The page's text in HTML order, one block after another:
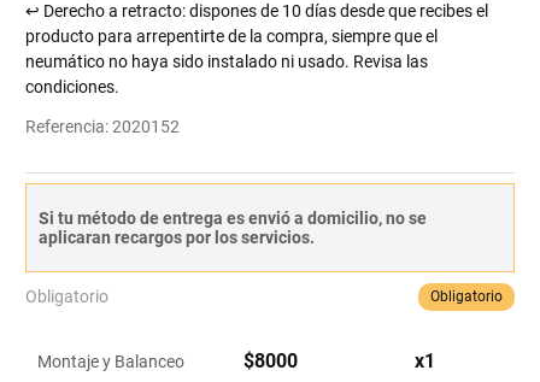
↩ Derecho a retracto: dispones de 10 días desde que recibes el
producto para arrepentirte de la compra, siempre que el
neumático no haya sido instalado ni usado. Revisa las
condiciones.
Referencia:2020152
Si tu método de entrega es envió a domicilio, no se
aplicaran recargos por los servicios.
Obligatorio Obligatorio
Montaje y Balanceo $8000 x1